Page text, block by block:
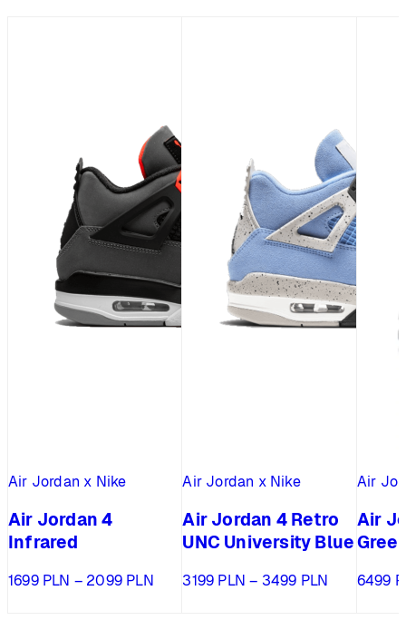
Air Jordan x Nike
Air Jordan 4
Infrared
1699 PLN – 2099 PLNZakres
Air Jordan x Nike
Air Jordan 4 Retro
UNC University Blue
3199 PLN – 3499 PLN Zakres
Air
Air
6499